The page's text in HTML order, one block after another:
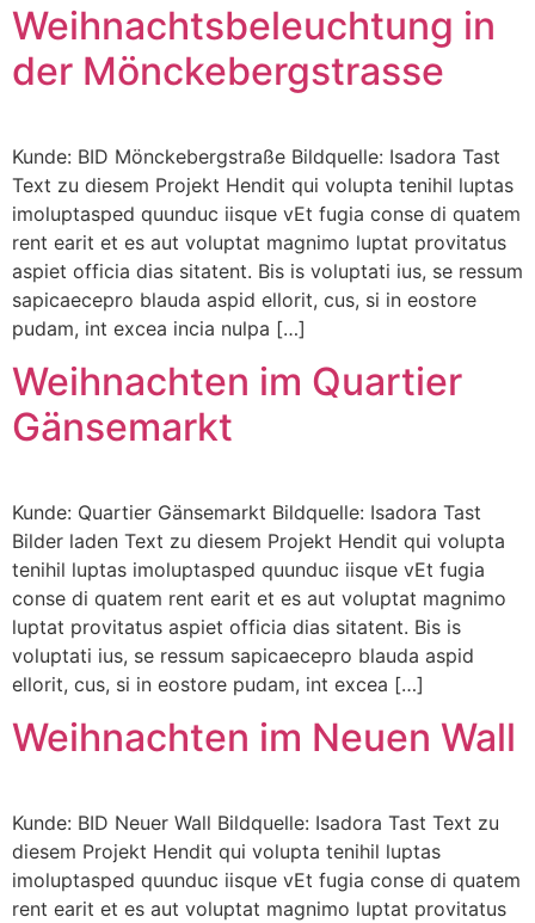
Weihnachtsbeleuchtung in
der Mönckebergstrasse
Kunde: BID Mönckebergstraße Bildquelle: Isadora Tast
Text zu diesem Projekt Hendit qui volupta tenihil luptas
imoluptasped quunduc iisque vEt fugia conse di quatem
rent earit et es aut voluptat magnimo luptat provitatus
aspiet officia dias sitatent. Bis is voluptati ius, se ressum
sapicaecepro blauda aspid ellorit, cus, si in eostore
pudam, int excea incia nulpa […]
Weihnachten im Quartier
Gänsemarkt
Kunde: Quartier Gänsemarkt Bildquelle: Isadora Tast
Bilder laden Text zu diesem Projekt Hendit qui volupta
tenihil luptas imoluptasped quunduc iisque vEt fugia
conse di quatem rent earit et es aut voluptat magnimo
luptat provitatus aspiet officia dias sitatent. Bis is
voluptati ius, se ressum sapicaecepro blauda aspid
ellorit, cus, si in eostore pudam, int excea […]
Weihnachten im Neuen Wall
Kunde: BID Neuer Wall Bildquelle: Isadora Tast Text zu
diesem Projekt Hendit qui volupta tenihil luptas
imoluptasped quunduc iisque vEt fugia conse di quatem
rent earit et es aut voluptat magnimo luptat provitatus